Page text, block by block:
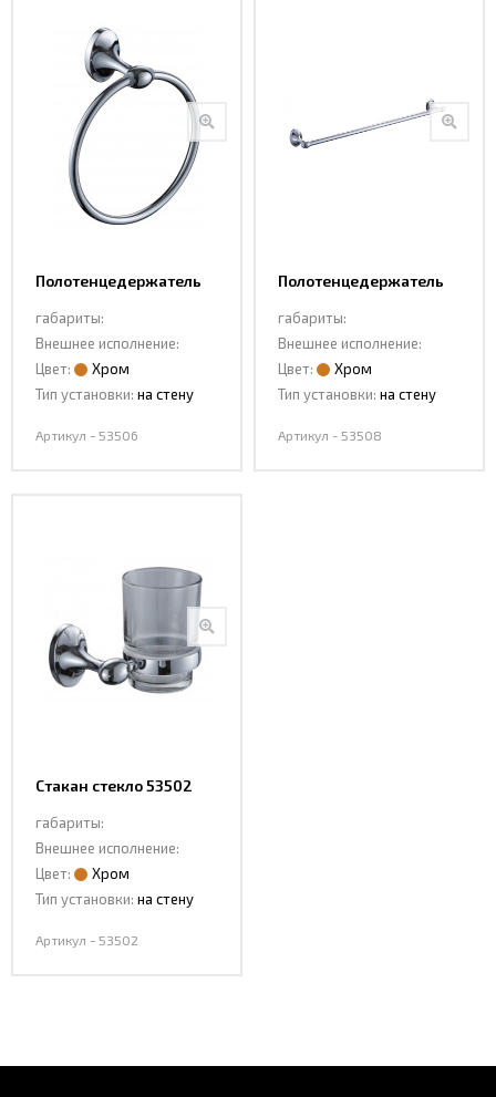
Полотенцедержатель
габариты:
Внешнее исполнение:
Цвет:
Хром
Тип установки: на стену
Артикул - 53506
Полотенцедержатель
габариты:
Внешнее исполнение:
Цвет:
Хром
Тип установки: на стену
Артикул - 53508
Стакан стекло 53502
габариты:
Внешнее исполнение:
Цвет:
Хром
Тип установки: на стену
Артикул - 53502